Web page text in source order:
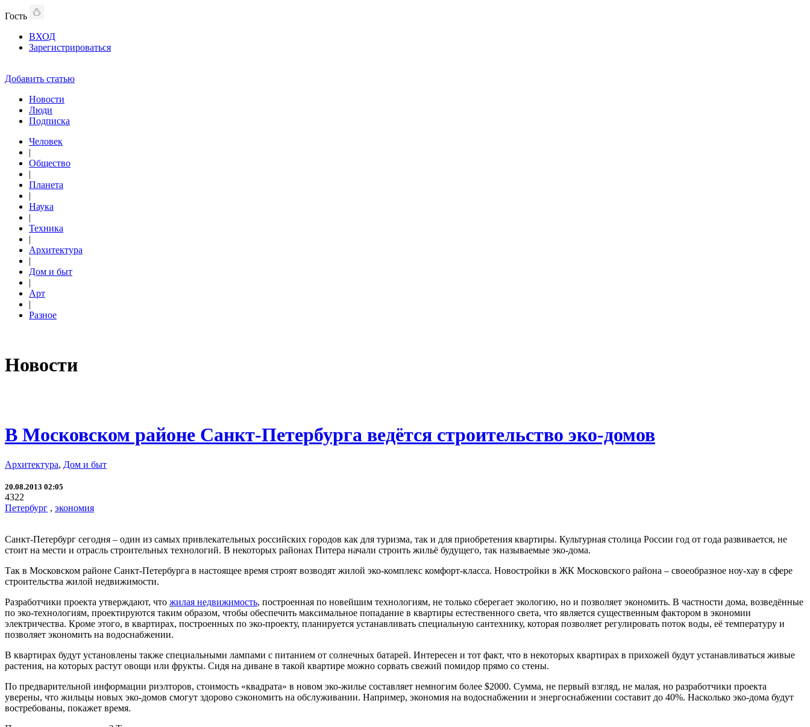
Гость
ВХОД
Зарегистрироваться
Добавить статью
Новости
Люди
Подписка
Человек
|
Общество
|
Планета
|
Наука
|
Техника
|
Архитектура
|
Дом и быт
|
Арт
|
Разное
Новости
В Московском районе Санкт-Петербурга ведётся строительство эко-домов
Архитектура, Дом и быт
20.08.2013 02:05
4322
Петербург , экономия
Санкт-Петербург сегодня – один из самых привлекательных российских городов как для туризма, так и для приобретения квартиры. Культурная столица России год от года развивается, не
стоит на мести и отрасль строительных технологий. В некоторых районах Питера начали строить жильё будущего, так называемые эко-дома.
Так в Московском районе Санкт-Петербурга в настоящее время строят возводят жилой эко-комплекс комфорт-класса. Новостройки в ЖК Московского района – своеобразное ноу-хау в сфере
строительства жилой недвижимости.
Разработчики проекта утверждают, что жилая недвижимость, построенная по новейшим технологиям, не только сберегает экологию, но и позволяет экономить. В частности дома, возведённые
по эко-технологиям, проектируются таким образом, чтобы обеспечить максимальное попадание в квартиры естественного света, что является существенным фактором в экономии
электричества. Кроме этого, в квартирах, построенных по эко-проекту, планируется устанавливать специальную сантехнику, которая позволяет регулировать поток воды, её температуру и
позволяет экономить на водоснабжении.
В квартирах будут установлены также специальными лампами с питанием от солнечных батарей. Интересен и тот факт, что в некоторых квартирах в прихожей будут устанавливаться живые
растения, на которых растут овощи или фрукты. Сидя на диване в такой квартире можно сорвать свежий помидор прямо со стены.
По предварительной информации риэлторов, стоимость «квадрата» в новом эко-жилье составляет немногим более $2000. Сумма, не первый взгляд, не малая, но разработчики проекта
уверены, что жильцы новых эко-домов смогут здорово сэкономить на обслуживании. Например, экономия на водоснабжении и энергоснабжении составит до 40%. Насколько эко-дома будут
востребованы, покажет время.